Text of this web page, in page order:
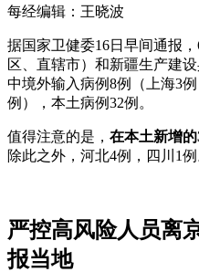
每经编辑：王晓波
据国家卫健委16日早间通报
区、直辖市）和新疆生产建
中境外输入病例8例（上海3
例），本土病例32例。
值得注意的是， 在本土新增的
除此之外，河北4例，四川1例
严控高风险人员离
报当地